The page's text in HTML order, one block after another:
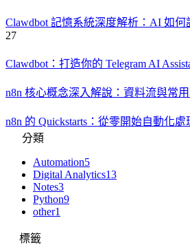
Clawdbot 記憶系統深度解析：AI 如何
27
Clawdbot：打造你的 Telegram AI
n8n 核心概念深入解說：資料流與常
n8n 的 Quickstarts：從零開始自動化
分類
Automation5
Digital Analytics13
Notes3
Python9
other1
標籤